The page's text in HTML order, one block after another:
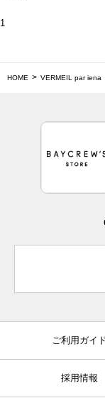
1
HOME VERMEIL par iena
ご利用ガイ
採用情報